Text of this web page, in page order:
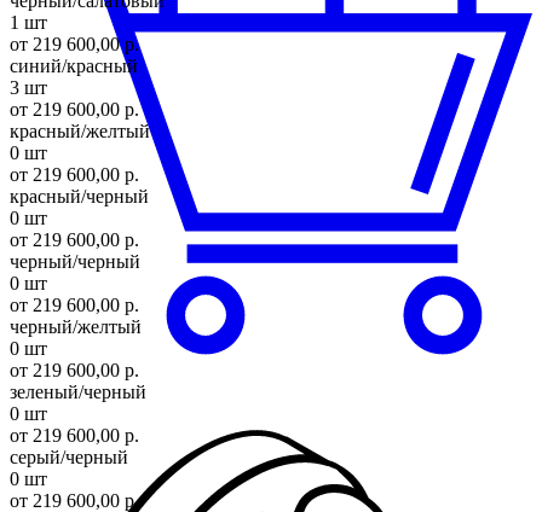
1 шт
от 219 600,00 р.
синий/красный
3 шт
от 219 600,00 р.
красный/желтый
0 шт
от 219 600,00 р.
красный/черный
0 шт
от 219 600,00 р.
черный/черный
0 шт
от 219 600,00 р.
черный/желтый
0 шт
от 219 600,00 р.
зеленый/черный
0 шт
от 219 600,00 р.
серый/черный
0 шт
от 219 600,00 р.